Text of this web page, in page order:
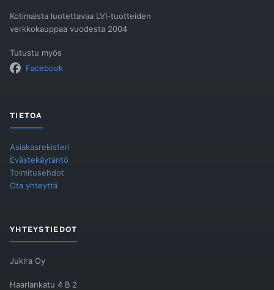
Kotimaista luotettavaa LVI-tuotteiden
verkkokauppaa vuodesta 2004
Tutustu myös
Facebook
TIETOA
Asiakasrekisteri
Evästekäytäntö
Toimitusehdot
Ota yhteyttä
YHTEYSTIEDOT
Jukira Oy
Haarlankatu 4 B 2